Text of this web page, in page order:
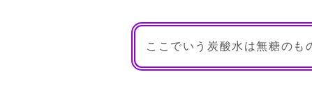
ここでいう炭酸水は無糖のも